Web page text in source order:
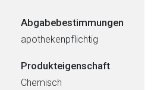
Abgabebestimmungen
apothekenpflichtig
Produkteigenschaft
Chemisch